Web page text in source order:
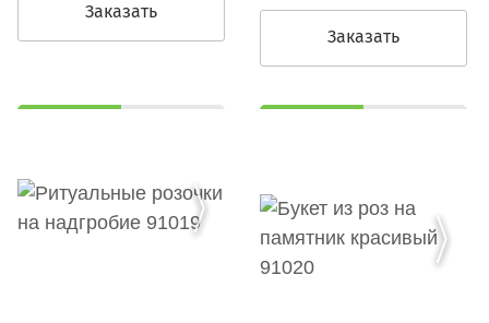
Заказать
Заказать